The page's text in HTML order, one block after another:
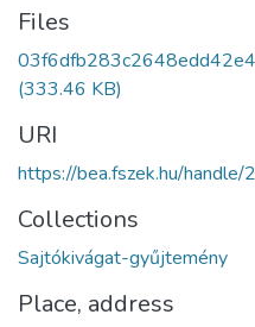
Files
(333.46 KB)
URI
https://bea.fszek.hu/
Collections
Sajtókivágat-gyűjtemény
Place, address